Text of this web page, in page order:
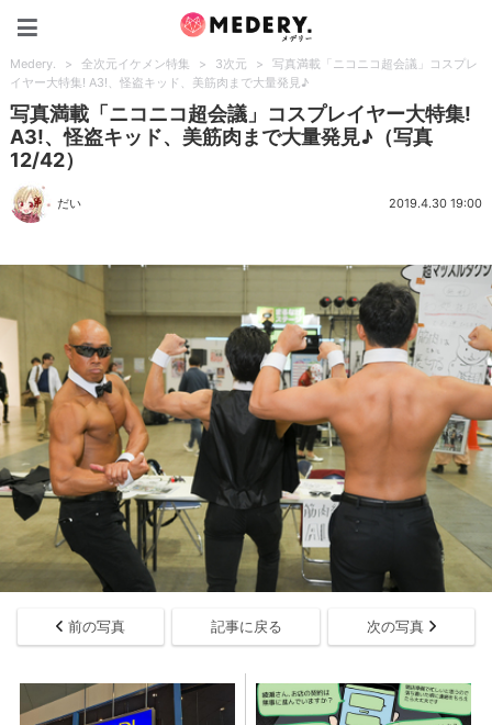
Medery. > 全次元イケメン特集 > 3次元 >
写真満載「ニコニコ超会議」コスプレ
イヤー大特集! A3!、怪盗キッド、美筋肉まで大量発見♪
写真満載「ニコニコ超会議」コスプレイヤー大特集!
A3!、怪盗キッド、美筋肉まで大量発見♪（写真
12/42）
だい 2019.4.30 19:00
前の写真 記事に戻る 次の写真